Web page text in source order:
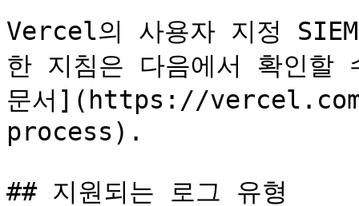
Vercel의 사용자 지정
한 지침은 다음에서 확인
문서](https://
process).
## 지원되는 로그 유형